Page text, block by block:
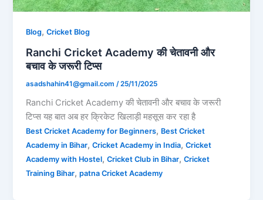
Blog,Cricket Blog
Ranchi Cricket Academy की चेतावनी और
बचाव के जरूरी टिप्स
asadshahin41@gmail.com /25/11/2025
Ranchi Cricket Academy की चेतावनी और बचाव के जरूरी
टिप्स यह बात अब हर क्रिकेट खिलाड़ी महसूस कर रहा है
Best Cricket Academy for Beginners, Best Cricket
Academy in Bihar,Cricket Academy in India,Cricket
Academy with Hostel,Cricket Club in Bihar,Cricket
Training Bihar,patna Cricket Academy